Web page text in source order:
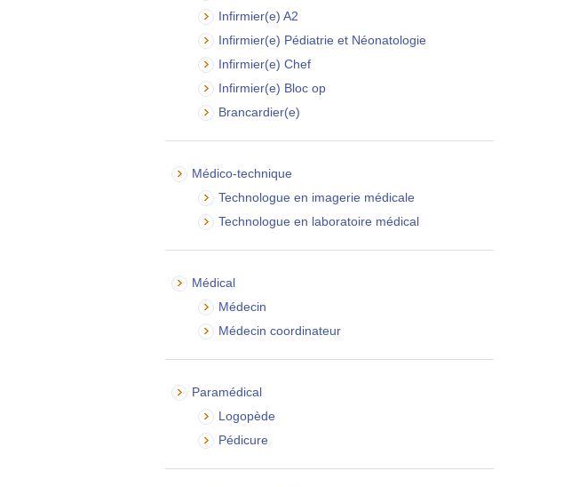
Infirmier(e) A2
Infirmier(e) Pédiatrie et Néonatologie
Infirmier(e) Chef
Infirmier(e) Bloc op
Brancardier(e)
Médico-technique
Technologue en imagerie médicale
Technologue en laboratoire médical
Médical
Médecin
Médecin coordinateur
Paramédical
Logopède
Pédicure